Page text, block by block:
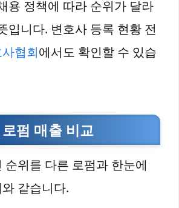
용 정책에 따라 순위가 달라
입니다. 변호사 등록 현황 전
협회에서도 확인할 수 있습
펌 매출 비교
순위를 다른 로펌과 한눈에
같습니다.